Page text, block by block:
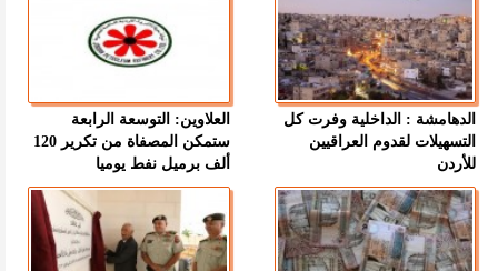
الدهامشة : الداخلية وفرت كل
التسهيلات لقدوم العراقيين
للأردن
العلاوين: التوسعة الرابعة
ستمكن المصفاة من تكرير 120
ألف برميل نفط يوميا